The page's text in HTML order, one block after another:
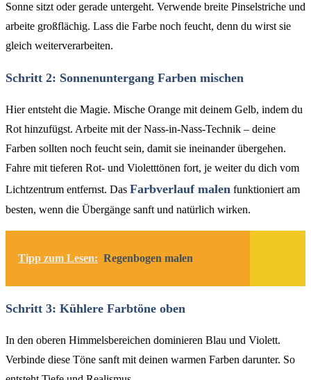
Sonne sitzt oder gerade untergeht. Verwende breite Pinselstriche und
arbeite großflächig. Lass die Farbe noch feucht, denn du wirst sie
gleich weiterverarbeiten.
Schritt 2: Sonnenuntergang Farben mischen
Hier entsteht die Magie. Mische Orange mit deinem Gelb, indem du
Rot hinzufügst. Arbeite mit der Nass-in-Nass-Technik – deine
Farben sollten noch feucht sein, damit sie ineinander übergehen.
Fahre mit tieferen Rot- und Violetttönen fort, je weiter du dich vom
Lichtzentrum entfernst. Das Farbverlauf malen funktioniert am
besten, wenn die Übergänge sanft und natürlich wirken.
Tipp zum Lesen: Regenbogen malen
Schritt 3: Kühlere Farbtöne oben
In den oberen Himmelsbereichen dominieren Blau und Violett.
Verbinde diese Töne sanft mit deinen warmen Farben darunter. So